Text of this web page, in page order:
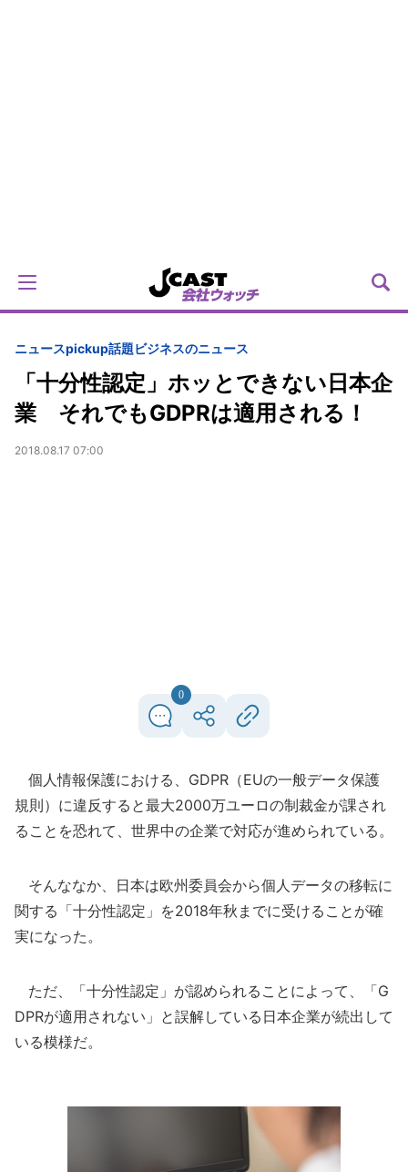
ニュースpickup話題ビジネスのニュース
「十分性認定」ホッとできない日本企
業 それでもGDPRは適用される！
2018.08.17 07:00
0
個人情報保護における、GDPR（EUの一般データ保護
規則）に違反すると最大2000万ユーロの制裁金が課され
ることを恐れて、世界中の企業で対応が進められている。
そんななか、日本は欧州委員会から個人データの移転に
関する「十分性認定」を2018年秋までに受けることが確
実になった。
ただ、「十分性認定」が認められることによって、「G
DPRが適用されない」と誤解している日本企業が続出して
いる模様だ。